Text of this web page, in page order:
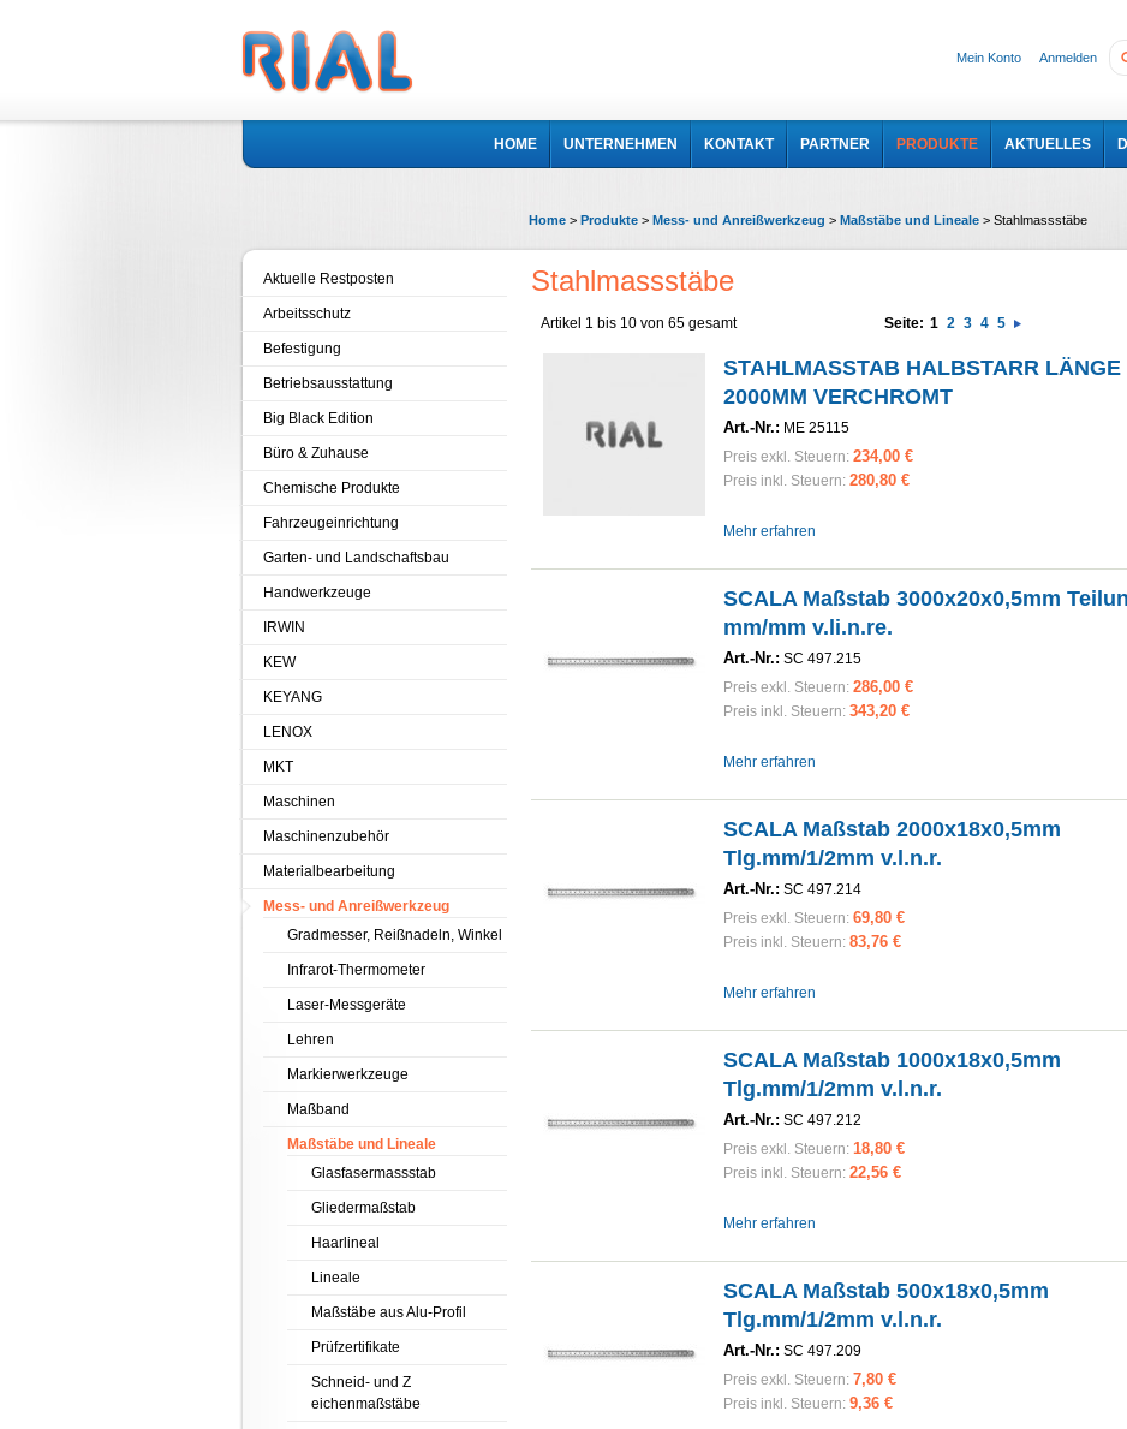
Mein Konto Anmelden
HOME UNTERNEHMEN KONTAKT PARTNER PRODUKTE AKTUELLES
Home > Produkte > Mess- und Anreißwerkzeug > Maßstäbe und Lineale > Stahlmassstäbe
Stahlmassstäbe
Artikel 1 bis 10 von 65 gesamt Seite: 1 2 3 4 5
STAHLMASSTAB HALBSTARR LÄNGE
2000MM VERCHROMT
Art.-Nr.: ME 25115
Preis exkl. Steuern: 234,00 €
Preis inkl. Steuern: 280,80 €
Mehr erfahren
SCALA Maßstab 3000x20x0,5mm
mm/mm v.li.n.re.
Art.-Nr.: SC 497.215
Preis exkl. Steuern: 286,00 €
Preis inkl. Steuern: 343,20 €
Mehr erfahren
SCALA Maßstab 2000x18x0,5mm
Tlg.mm/1/2mm v.l.n.r.
Art.-Nr.: SC 497.214
Preis exkl. Steuern: 69,80 €
Preis inkl. Steuern: 83,76 €
Mehr erfahren
SCALA Maßstab 1000x18x0,5mm
Tlg.mm/1/2mm v.l.n.r.
Art.-Nr.: SC 497.212
Preis exkl. Steuern: 18,80 €
Preis inkl. Steuern: 22,56 €
Mehr erfahren
SCALA Maßstab 500x18x0,5mm
Tlg.mm/1/2mm v.l.n.r.
Art.-Nr.: SC 497.209
Preis exkl. Steuern: 7,80 €
Preis inkl. Steuern: 9,36 €
Aktuelle Restposten
Arbeitsschutz
Befestigung
Betriebsausstattung
Big Black Edition
Büro & Zuhause
Chemische Produkte
Fahrzeugeinrichtung
Garten- und Landschaftsbau
Handwerkzeuge
IRWIN
KEW
KEYANG
LENOX
MKT
Maschinen
Maschinenzubehör
Materialbearbeitung
Mess- und Anreißwerkzeug
Gradmesser, Reißnadeln, Winkel
Infrarot-Thermometer
Laser-Messgeräte
Lehren
Markierwerkzeuge
Maßband
Maßstäbe und Lineale
Glasfasermassstab
Gliedermaßstab
Haarlineal
Lineale
Maßstäbe aus Alu-Profil
Prüfzertifikate
Schneid- und Z
eichenmaßstäbe